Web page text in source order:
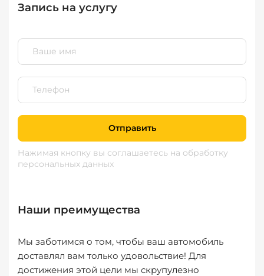
Запись на услугу
Отправить
Нажимая кнопку вы соглашаетесь на обработку
персональных данных
Наши преимущества
Мы заботимся о том, чтобы ваш автомобиль
доставлял вам только удовольствие! Для
достижения этой цели мы скрупулезно